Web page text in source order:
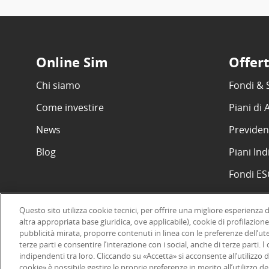
Online Sim
Chi siamo
Come investire
News
Blog
Fondi &
Piani di
Piani
Fondi
©2026 Online SIM, società del gruppo bancario ERSEL - P.IVA
Questo sito utilizza cookie tecnici, per offrire una migliore esperienza
altra appropriata base giuridica, ove applicabile), cookie di
pubblicità mirata, proporre contenuti in linea con le preferenze
terze parti e consentire l’interazione con i social, anche di terze parti.
indipendenti tra loro. Cliccando su «Accetta» si acconsente